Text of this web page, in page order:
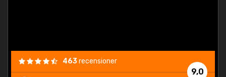
9,0
463recensioner